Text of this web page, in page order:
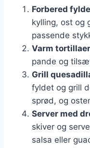
Forbered
kylling, ost og
passende
Varm
pande og
Grill
fyldet og grill
sprød, og
Server med
skiver og
salsa eller